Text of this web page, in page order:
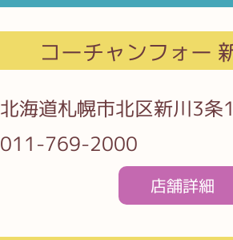
コーチャンフォー
北海道札幌市北区新川3
011-769-2000
店舗詳細